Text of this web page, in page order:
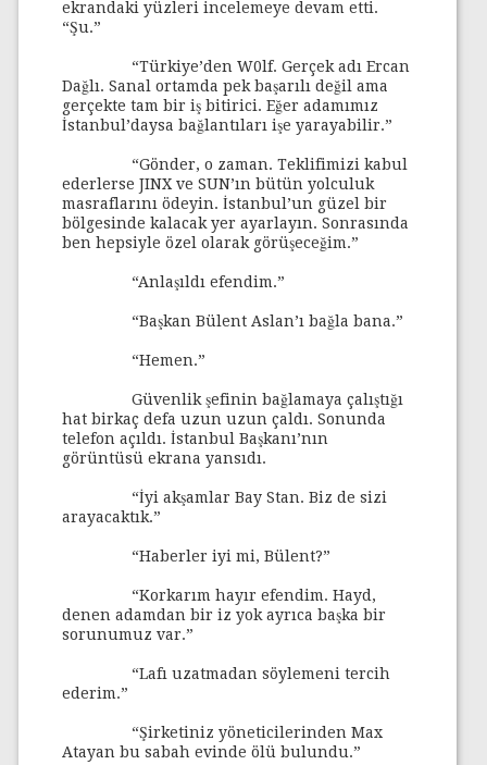
ekrandaki yüzleri incelemeye devam etti.
“Şu.”
“Türkiye’den W0lf. Gerçek adı Ercan
Dağlı. Sanal ortamda pek başarılı değil ama
gerçekte tam bir iş bitirici. Eğer adamımız
İstanbul’daysa bağlantıları işe yarayabilir.”
“Gönder, o zaman. Teklifimizi kabul
ederlerse JINX ve SUN’ın bütün yolculuk
masraflarını ödeyin. İstanbul’un güzel bir
bölgesinde kalacak yer ayarlayın. Sonrasında
ben hepsiyle özel olarak görüşeceğim.”
“Anlaşıldı efendim.”
“Başkan Bülent Aslan’ı bağla bana.”
“Hemen.”
Güvenlik şefinin bağlamaya çalıştığı
hat birkaç defa uzun uzun çaldı. Sonunda
telefon açıldı. İstanbul Başkanı’nın
görüntüsü ekrana yansıdı.
“İyi akşamlar Bay Stan. Biz de sizi
arayacaktık.”
“Haberler iyi mi, Bülent?”
“Korkarım hayır efendim. Hayd,
denen adamdan bir iz yok ayrıca başka bir
sorunumuz var.”
“Lafı uzatmadan söylemeni tercih
ederim.”
“Şirketiniz yöneticilerinden Max
Atayan bu sabah evinde ölü bulundu.”